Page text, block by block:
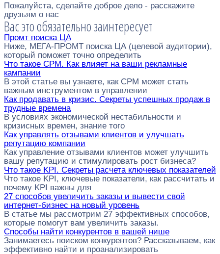
Пожалуйста, сделайте доброе дело - расскажите
друзьям о нас
Вас это обязательно заинтересует
Промт поиска ЦА
Ниже, МЕГА-ПРОМТ поиска ЦА (целевой аудитории),
который поможет точно определить
Что такое CPM. Как влияет на ваши рекламные
кампании
В этой статье вы узнаете, как CPM может стать
важным инструментом в управлении
Как продавать в кризис. Секреты успешных продаж в
трудные времена
В условиях экономической нестабильности и
кризисных времен, знание того
Как управлять отзывами клиентов и улучшать
репутацию компании
Как управление отзывами клиентов может улучшить
вашу репутацию и стимулировать рост бизнеса?
Что такое KPI. Секреты расчета ключевых показателей
Что такое KPI, ключевые показатели, как рассчитать и
почему KPI важны для
27 способов увеличить заказы и вывести свой
интернет-бизнес на новый уровень
В статье мы рассмотрим 27 эффективных способов,
которые помогут вам увеличить заказы.
Способы найти конкурентов в вашей нише
Занимаетесь поиском конкурентов? Рассказываем, как
эффективно найти и проанализировать